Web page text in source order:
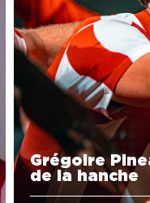
Grégoire
de la hanche